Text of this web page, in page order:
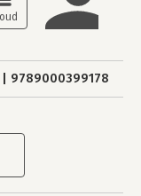
9789000399178